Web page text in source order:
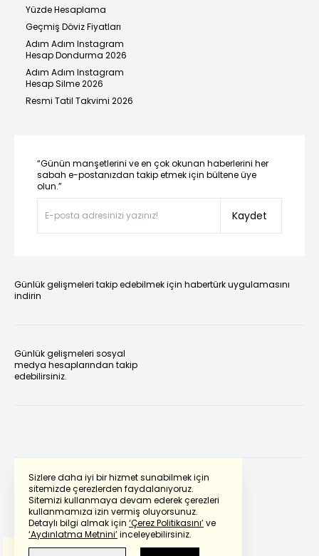
Sizlere daha iyi bir hizmet sunabilmek için
sitemizde çerezlerden faydalanıyoruz.
Sitemizi kullanmaya devam ederek çerezleri
kullanmamıza izin vermiş oluyorsunuz.
Detaylı bilgi almak için ‘Çerez Politikasını’ve
‘Aydınlatma Metnini’inceleyebilirsiniz.
Yüzde Hesaplama
Geçmiş Döviz Fiyatları
Adım Adım Instagram
Hesap Dondurma 2026
Adım Adım Instagram
Hesap Silme 2026
Resmi Tatil Takvimi 2026
“Günün manşetlerini ve en çok okunan haberlerini her
sabah e-postanızdan takip etmek için bültene üye
olun.”
Kaydet
Günlük gelişmeleri takip edebilmek için habertürk uygulamasını
indirin
Günlük gelişmeleri sosyal
medya hesaplarından takip
edebilirsiniz.
Powered by Translate
Bu çevirideGoogle Transletekullanılmıştır.